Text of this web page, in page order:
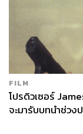
FILM
โปรดิวเซอร์
จะมารับบทนำช่วง